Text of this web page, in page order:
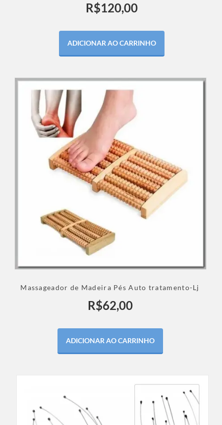
R$120,00
ADICIONAR AO CARRINHO
Massageador de Madeira Pés Auto tratamento-Lj
R$62,00
ADICIONAR AO CARRINHO